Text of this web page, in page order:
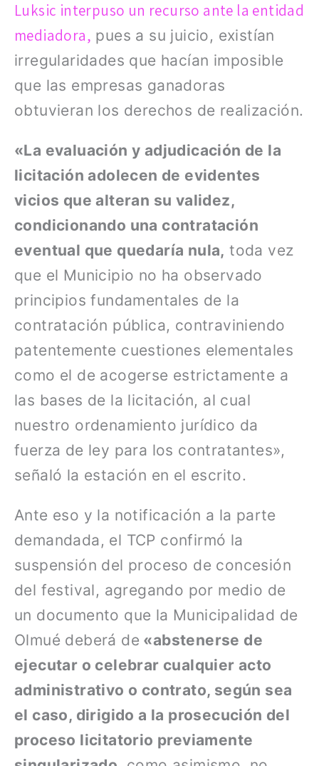
Luksic interpuso un recurso ante la entidad
mediadora, pues a su juicio, existían
irregularidades que hacían imposible
que las empresas ganadoras
obtuvieran los derechos de realización.
«La evaluación y adjudicación de la
licitación adolecen de evidentes
vicios que alteran su validez,
condicionando una contratación
eventual que quedaría nula, toda vez
que el Municipio no ha observado
principios fundamentales de la
contratación pública, contraviniendo
patentemente cuestiones elementales
como el de acogerse estrictamente a
las bases de la licitación, al cual
nuestro ordenamiento jurídico da
fuerza de ley para los contratantes»,
señaló la estación en el escrito.
Ante eso y la notificación a la parte
demandada, el TCP confirmó la
suspensión del proceso de concesión
del festival, agregando por medio de
un documento que la Municipalidad de
Olmué deberá de «abstenerse de
ejecutar o celebrar cualquier acto
administrativo o contrato, según sea
el caso, dirigido a la prosecución del
proceso licitatorio previamente